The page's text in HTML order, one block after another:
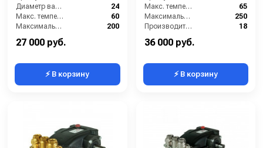
Диаметр вала (мм):
24
Макс. температура воды (°C):
60
Максимальное давление (бар):
200
Производительность (л/мин):
27 000 руб.
⚡ В корзину
Макс. температура воды (°C):
65
Максимальное давление (бар):
250
Производительность (л/мин):
18
Мощность (кВт):
36 000 руб.
⚡ В корзину